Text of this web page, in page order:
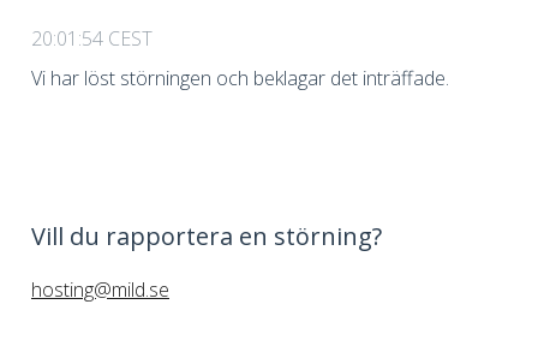
20:01:54 CEST
Vi har löst störningen och beklagar det inträffade.
Vill du rapportera en störning?
hosting@mild.se